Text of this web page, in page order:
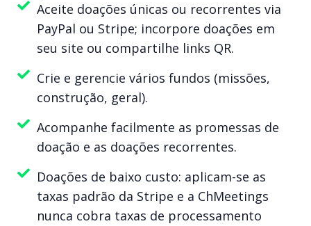
Aceite doações únicas ou recorrentes via
PayPal ou Stripe; incorpore doações em
seu site ou compartilhe links QR.
Crie e gerencie vários fundos (missões,
construção, geral).
Acompanhe facilmente as promessas de
doação e as doações recorrentes.
Doações de baixo custo: aplicam-se as
taxas padrão da Stripe e a ChMeetings
nunca cobra taxas de processamento